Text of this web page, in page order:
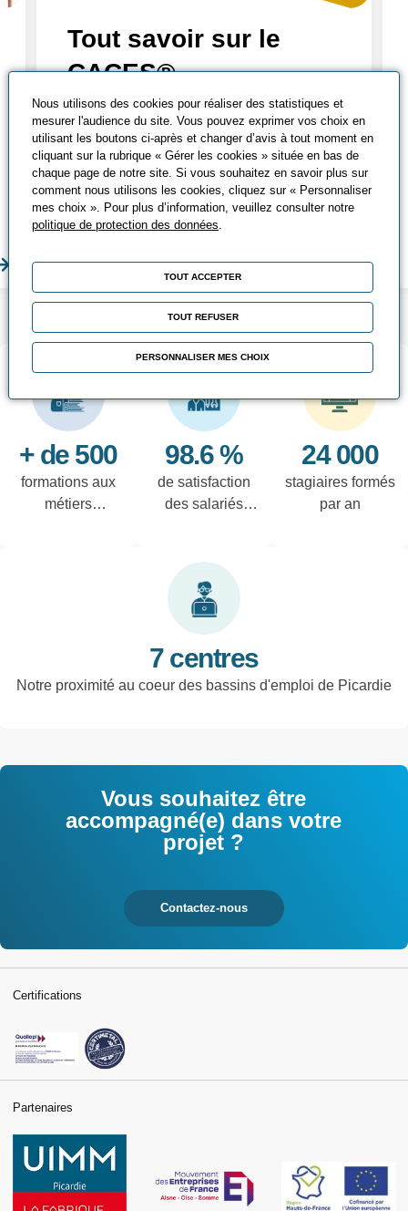
En savoir plus
Tout savoir sur le
CACES®
Qu’est-ce que le CACES® ? Découvrez
les différents CACES®, leurs avantages
et comment les passer ?
Chez Promeo, vous pouvez suivre
différentes formations CACES® adaptées
à vos besoins !
LES POINTS FORTS
+ de 500
formations aux
métiers
98.6 %
de satisfaction
des salariés
24 000
stagiaires formés
par an
7 centres
Notre proximité au coeur des bassins d'emploi de Picardie
Vous souhaitez être
accompagné(e) dans votre
projet ?
Contactez-nous
Certifications
Partenaires
Nous utilisons des cookies pour réaliser des statistiques et
mesurer l'audience du site. Vous pouvez exprimer vos choix en
utilisant les boutons ci-après et changer d’avis à tout moment en
cliquant sur la rubrique « Gérer les cookies » située en bas de
chaque page de notre site. Si vous souhaitez en savoir plus sur
comment nous utilisons les cookies, cliquez sur « Personnaliser
mes choix ». Pour plus d’information, veuillez consulter notre
politique de protection des données
TOUT ACCEPTER
TOUT REFUSER
PERSONNALISER MES CHOIX